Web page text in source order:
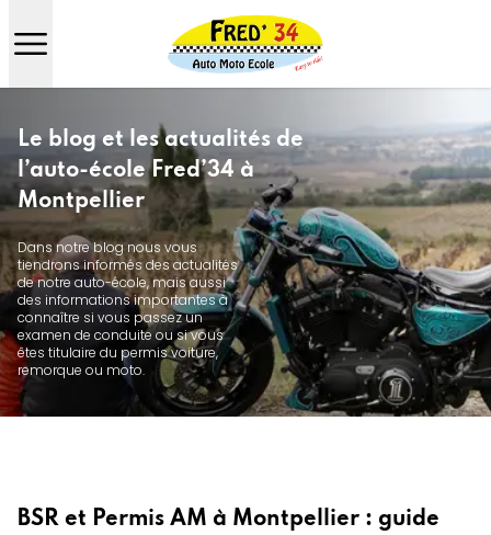
Le blog et les actualités de
l’auto-école Fred’34 à
Montpellier
Dans notre blog nous vous
tiendrons informés des actualités
de notre auto-école, mais aussi
des informations importantes à
connaître si vous passez un
examen de conduite ou si vous
êtes titulaire du permis voiture,
remorque ou moto.
BSR et Permis AM à Montpellier : guide